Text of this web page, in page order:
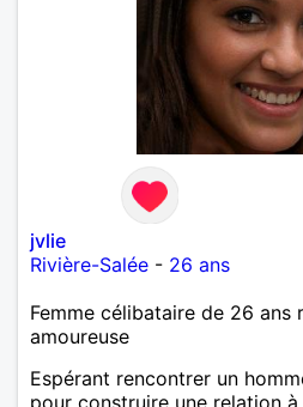
jvlie
Rivière-Salée - 26 ans
Femme célibataire de 26 ans
amoureuse
Espérant rencontrer un
pour construire une relation